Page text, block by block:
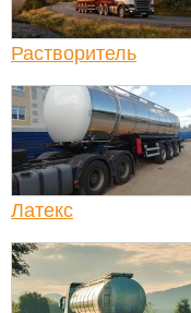
Растворитель
Латекс